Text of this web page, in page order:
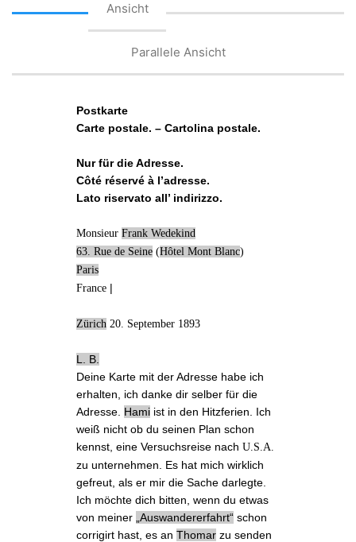
Ansicht
Parallele Ansicht
Postkarte
Carte postale. – Cartolina postale.
Nur für die Adresse.
Côté réservé à l’adresse.
Lato riservato all’ indirizzo.
MonsieurFrank Wedekind
63. Rue de Seine (Hôtel Mont Blanc)
Paris
France |
Zürich 20. September 1893
L. B.
Deine Karte mit derAdresse habe ich
erhalten, ich danke dir selber für die
Adresse. Hami ist in den Hitzferien . Ich
weiß nicht ob du seinen Plan schon
kennst, eineVersuchsreise nachU.S.A.
zu unternehmen. Es hat mich wirklich
gefreut, als er mir die Sache darlegte.
Ich möchte dich bitten, wenn du etwas
von meiner „Auswandererfahrt“ schon
corrigirt hast, es anThomar zu senden